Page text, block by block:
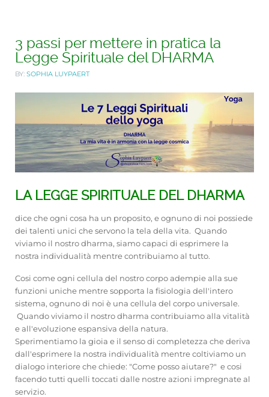
3 passi per mettere in pratica la
Legge Spirituale del DHARMA
BY: SOPHIA LUYPAERT
LA LEGGE SPIRITUALE DEL DHARMA
dice che ogni cosa ha un proposito, e ognuno di noi possiede
dei talenti unici che servono la tela della vita. Quando
viviamo il nostro dharma, siamo capaci di esprimere la
nostra individualità mentre contribuiamo al tutto.
Cosi come ogni cellula del nostro corpo adempie alla sue
funzioni uniche mentre sopporta la fisiologia dell'intero
sistema, ognuno di noi è una cellula del corpo universale.
Quando viviamo il nostro dharma contribuiamo alla vitalità
e all'evoluzione espansiva della natura.
Sperimentiamo la gioia e il senso di completezza che deriva
dall'esprimere la nostra individualità mentre coltiviamo un
dialogo interiore che chiede: "Come posso aiutare?" e cosi
facendo tutti quelli toccati dalle nostre azioni impregnate al
servizio.